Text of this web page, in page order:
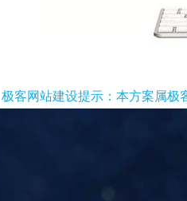
极客网站建设提示：本方案属极